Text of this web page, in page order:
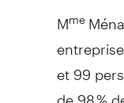
Mme
et 99
de 98 %